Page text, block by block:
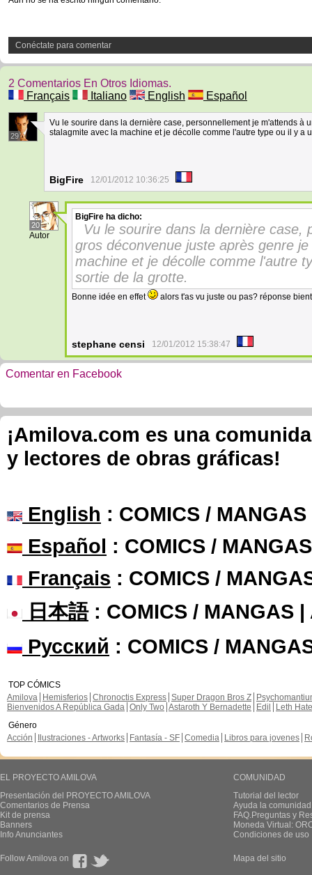
Conéctate para comentar
2 Comentarios En Otros Idiomas.
Français
Italiano English Español
29
Vu le sourire dans la dernière case, personnellement je m'attends à
stalagmite avec la machine et je décolle comme l'autre type ou il y a
BigFire 12/01/2012 10:36:25
20
Autor
BigFire ha dicho:
Vu le sourire dans la dernière case,
gros déconvenue juste après genre
machine et je décolle comme l'autre
sortie de la grotte.
Bonne idée en effet alors t'as vu juste ou pas? réponse
stephane censi 12/01/2012 15:38:47
Comentar en Facebook
¡Amilova.com es una
y lectores de obras gráficas!
English : COMICS /
Español : COMICS /
Français : COMICS /
日本語: COMICS / MANGAS |
Русский : COMICS /
TOP CÓMICS
Amilova
Hemisferios Chronoctis Express Super Dragon Bros Z
Bienvenidos A República Gada Only Two Astaroth Y Bernadette Edil
Leth Hate
Género
Acción
Ilustraciones - Artworks Fantasía - SF Comedia Libros para jovenes
EL PROYECTO AMILOVA
Presentación del PROYECTO AMILOVA
Comentarios de Prensa
Kit de prensa
Banners
Info Anunciantes
COMUNIDAD
Tutorial del lector
Ayuda la
FAQ.Preguntas y
Moneda Virtual:
Condiciones de uso
Follow Amilova on Mapa del sitio